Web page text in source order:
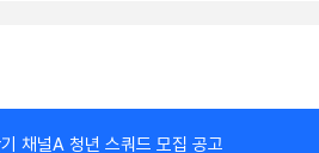
채널A 청년 스쿼드 모집 공고